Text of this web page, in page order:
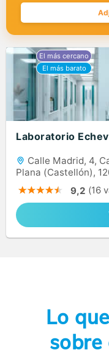
Laboratorio
Calle Madrid, 4,
Plana (Castellón),
9,2 (16
Lo
sobre